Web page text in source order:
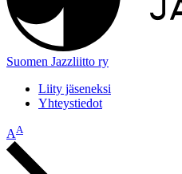
Suomen Jazzliitto ry
Liity jäseneksi
Yhteystiedot
A A